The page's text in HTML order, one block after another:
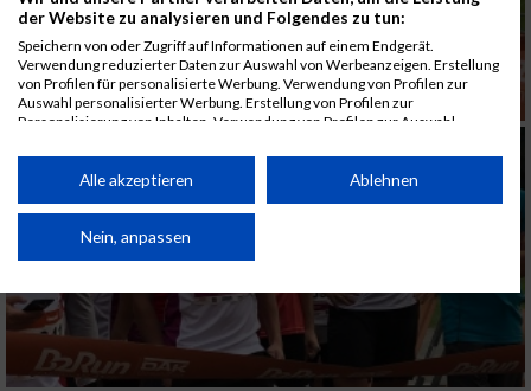
der Website zu analysieren und Folgendes zu tun:
Speichern von oder Zugriff auf Informationen auf einem Endgerät.
Verwendung reduzierter Daten zur Auswahl von Werbeanzeigen. Erstellung
von Profilen für personalisierte Werbung. Verwendung von Profilen zur
Auswahl personalisierter Werbung. Erstellung von Profilen zur
Personalisierung von Inhalten. Verwendung von Profilen zur Auswahl
Performance von Inhalten. Analyse von Zielgruppen durch Statistiken oder
Kombinationen von Daten aus verschiedenen Quellen. Entwicklung und
von Inhalten.
Daten können außerhalb der Europäischen Union weitergegeben und in die
Website/App.
Partnerliste anzeigen (1 IAB-Anbieter)
Wir nutzen Ihre Daten für folgende Zwecke:
Alle akzeptieren Ablehnen
Nein, anpassen